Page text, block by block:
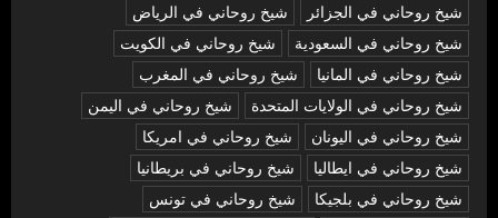
شيخ روحاني في الجزائر
شيخ روحاني في الرياض
شيخ روحاني في السعودية
شيخ روحاني في الكويت
شيخ روحاني في المانيا
شيخ روحاني في المغرب
شيخ روحاني في الولايات المتحدة
شيخ روحاني في اليمن
شيخ روحاني في اليونان
شيخ روحاني في امريكا
شيخ روحاني في ايطاليا
شيخ روحاني في بريطانيا
شيخ روحاني في بلجيكا
شيخ روحاني في تونس